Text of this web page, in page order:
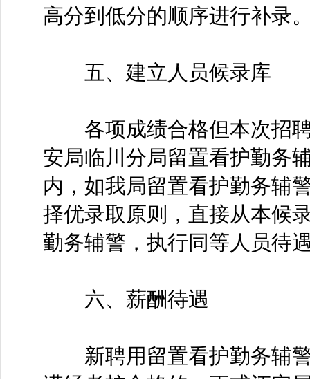
高分到低分的顺序进行补录
五、建立人员候录库
各项成绩合格但本次招聘
安局临川分局留置看护勤务
内，如我局留置看护勤务辅
择优录取原则，直接从本候
勤务辅警，执行同等人员待
六、薪酬待遇
新聘用留置看护勤务辅警